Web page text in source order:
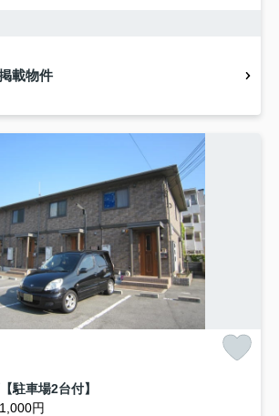
載物件
駐車場2台付】
円